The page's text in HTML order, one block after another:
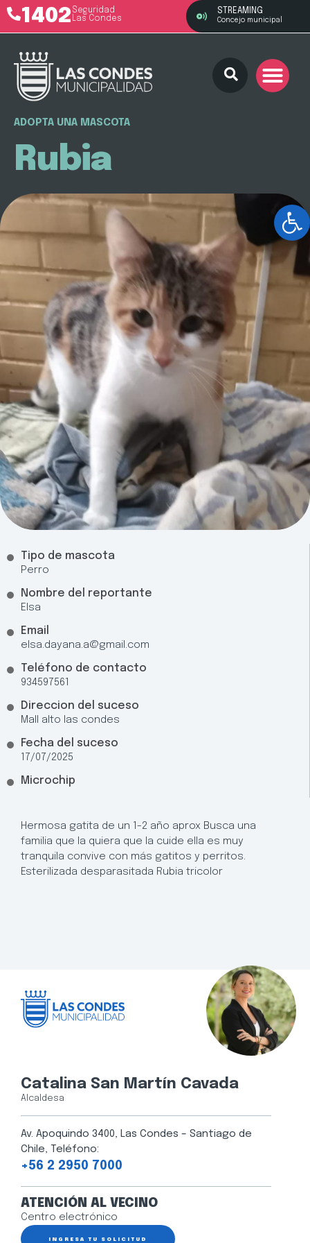
1402 Seguridad
Las Condes
STREAMING
Concejo municipal
ADOPTA UNA MASCOTA
Rubia
Tipo de mascota
Perro
Nombre del reportante
Elsa
Email
elsa.dayana.a@gmail.com
Teléfono de contacto
934597561
Direccion del suceso
Mall alto las condes
Fecha del suceso
17/07/2025
Microchip
Hermosa gatita de un 1-2 año aprox Busca una
familia que la quiera que la cuide ella es muy
tranquila convive con más gatitos y perritos.
Esterilizada desparasitada Rubia tricolor
Catalina San Martín Cavada
Alcaldesa
Av. Apoquindo 3400, Las Condes – Santiago de
Chile, Teléfono:
+56 2 2950 7000
ATENCIÓN AL VECINO
Centro electrónico
INGRESA TU SOLICITUD